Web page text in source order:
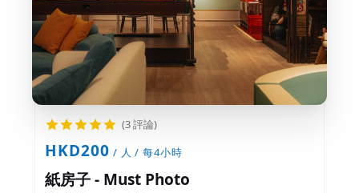
(3 評論)
HKD200 / 人 / 每4小時
紙房子 - Must Photo